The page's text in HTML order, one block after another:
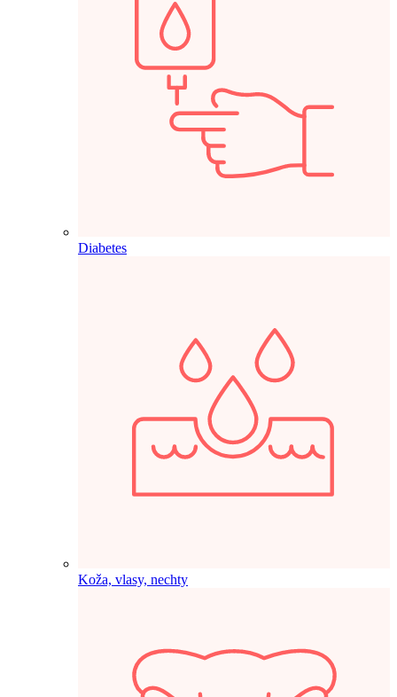
Diabetes
Koža, vlasy, nechty